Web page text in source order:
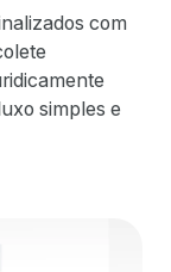
com
simples e